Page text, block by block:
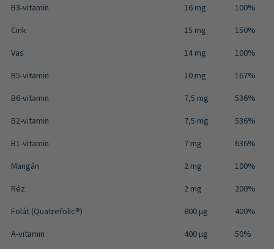
B3-vitamin 16 mg
100%
Cink
15 mg
150%
Vas
14 mg
100%
B5-vitamin
10 mg
167%
B6-vitamin
7,5 mg
536%
B2-vitamin
7,5 mg
536%
B1-vitamin
7 mg
636%
Mangán
2 mg
100%
Réz
2 mg
200%
Folát (Quatrefolic®)
800 μg
400%
A-vitamin
400 µg
50%